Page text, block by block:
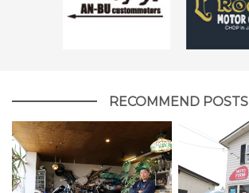
RECOMMEND POSTS